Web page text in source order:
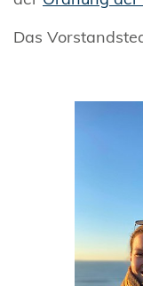
Das